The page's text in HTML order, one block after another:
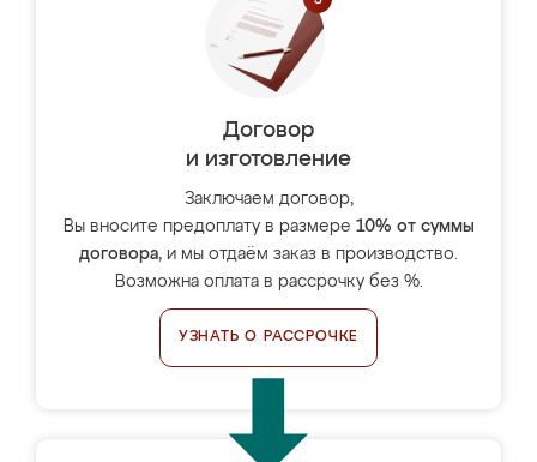
Договор
и изготовление
Заключаем договор,
Вы вносите предоплату в размере 10% от суммы
договора, и мы отдаём заказ в производство.
Возможна оплата в рассрочку без %.
УЗНАТЬ О РАССРОЧКЕ